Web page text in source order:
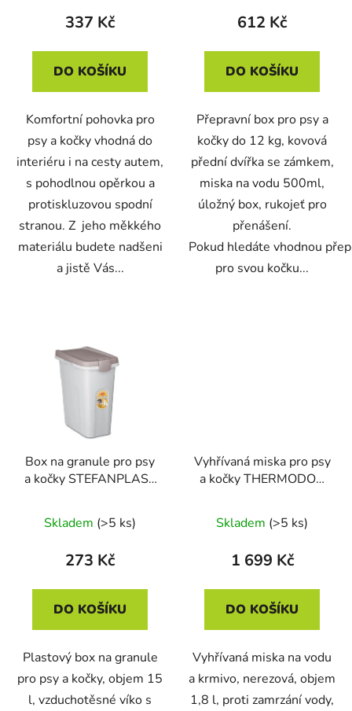
337 Kč
DO KOŠÍKU
Komfortní pohovka pro
psy a kočky vhodná do
interiéru i na cesty autem,
s pohodlnou opěrkou a
protiskluzovou spodní
stranou. Z jeho měkkého
materiálu budete nadšeni
a jistě Vás...
612 Kč
DO KOŠÍKU
Přepravní box pro psy a
kočky do 12 kg, kovová
přední dvířka se zámkem,
miska na vodu 500ml,
úložný box, rukojeť pro
přenášení.
Pokud hledáte vhodnou
pro svou kočku...
Box na granule pro psy
a kočky STEFANPLAST
Skladem (>5 ks)
273 Kč
DO KOŠÍKU
Plastový box na granule
pro psy a kočky, objem 15
l, vzduchotěsné víko s
Vyhřívaná miska pro psy
a kočky THERMODOG
Skladem (>5 ks)
1 699 Kč
DO KOŠÍKU
Vyhřívaná miska na vodu
a krmivo, nerezová, objem
1,8 l, proti zamrzání vody,